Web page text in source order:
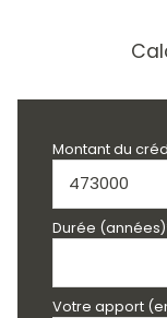
Montant du
Durée
Votre apport